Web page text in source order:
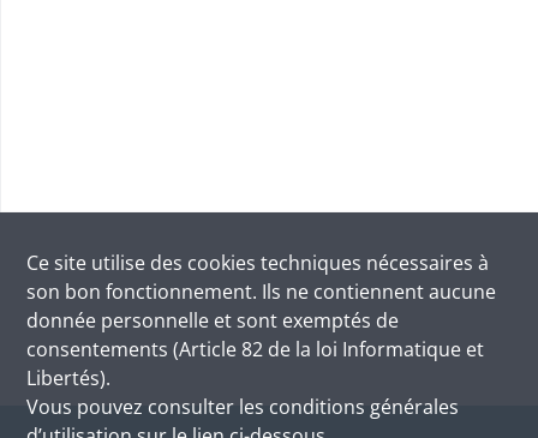
Ce site utilise des cookies techniques nécessaires à
son bon fonctionnement. Ils ne contiennent aucune
donnée personnelle et sont exemptés de
consentements (Article 82 de la loi Informatique et
Libertés).
Vous pouvez consulter les conditions générales